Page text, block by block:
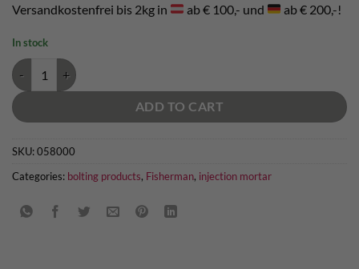
Versandkostenfrei bis 2kg in ab € 100,- und ab € 200,-!
In stock
Auspresspistole Fischer FIS AM quantity
ADD TO CART
SKU:058000
Categories: bolting products, Fisherman, injection mortar